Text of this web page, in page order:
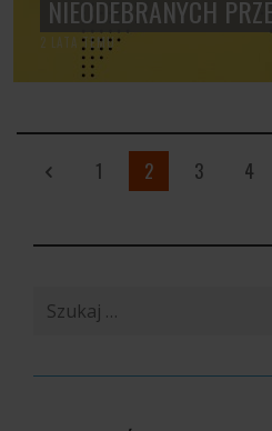
NIEODEBRANYCH
2 LATA TEMU
1 2 3 4
Szukaj: